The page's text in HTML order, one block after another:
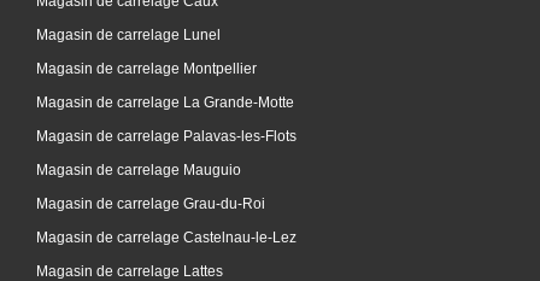
Magasin de carrelage Lunel
Magasin de carrelage Montpellier
Magasin de carrelage La Grande-Motte
Magasin de carrelage Palavas-les-Flots
Magasin de carrelage Mauguio
Magasin de carrelage Grau-du-Roi
Magasin de carrelage Castelnau-le-Lez
Magasin de carrelage Lattes